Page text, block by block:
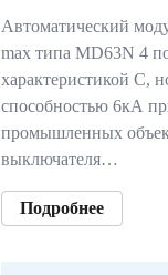
Автоматический
max типа MD63N 4
характеристикой C,
способностью 6кА
промышленных
выключателя…
Подробнее